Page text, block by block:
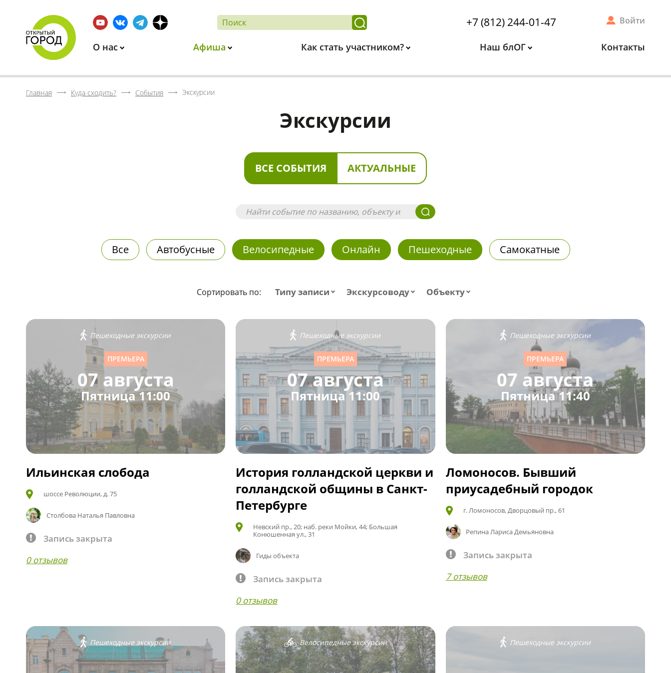
+7 (812) 244-01-47 Войти
О нас Афиша Как стать участником? Наш блОГ Контакты
Главная Куда сходить? События Экскурсии
Экскурсии
ВСЕ СОБЫТИЯ АКТУАЛЬНЫЕ
Все Автобусные Велосипедные Онлайн Пешеходные Самокатные
Сортировать по: Типу записи Экскурсоводу Объекту
Пешеходные экскурсии
ПРЕМЬЕРА
07 августа
Пятница 11:00
Ильинская слобода
шоссе Революции, д. 75
Столбова Наталья Павловна
Запись закрыта
0 отзывов
Пешеходные экскурсии
ПРЕМЬЕРА
07 августа
Пятница 11:00
История голландской церкви и
голландской общины в Санкт-
Петербурге
Невский пр., 20; наб. реки Мойки, 44; Большая
Конюшенная ул., 31
Гиды объекта
Запись закрыта
0 отзывов
Пешеходные экскурсии
ПРЕМЬЕРА
07 августа
Пятница 11:40
Ломоносов. Бывший
приусадебный городок
г. Ломоносов, Дворцовый пр., 61
Репина Лариса Демьяновна
Запись закрыта
7 отзывов
Пешеходные экскурсии Велосипедные экскурсии Пешеходные экскурсии